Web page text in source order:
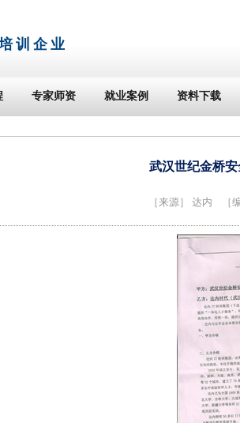
训企业
专家师资 就业案例 资料下载
武汉世纪金桥
［来源］ 达内 ［